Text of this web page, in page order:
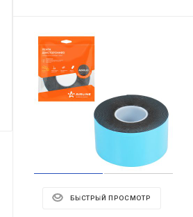
БЫСТРЫЙ ПРОСМОТР